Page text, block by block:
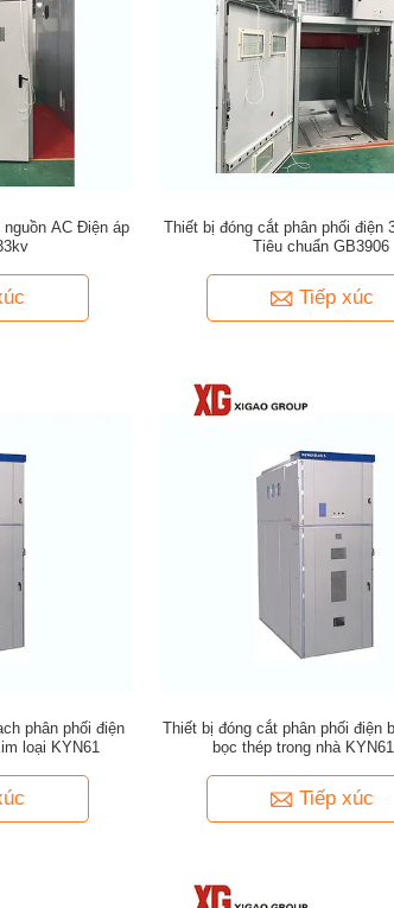
AC Điện áp
Thiết bị đóng cắt phân phối điện
Tiêu chuẩn GB3906
Tiếp xúc
phân phối điện
loại KYN61
Thiết bị đóng cắt phân phối điện
bọc thép trong nhà
Tiếp xúc